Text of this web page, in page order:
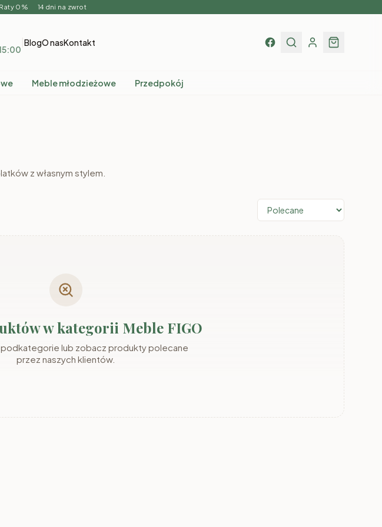
0% 14 dni na zwrot
BlogO nasKontakt
Meble młodzieżowe Przedpokój
z własnym stylem.
w kategorii Meble FIGO
podkategorie lub zobacz produkty polecane
przez naszych klientów.